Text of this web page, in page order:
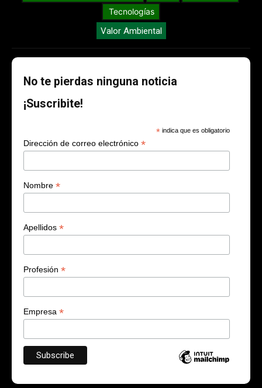
Tecnologías
Valor Ambiental
No te pierdas ninguna noticia
¡Suscribite!
* indica que es obligatorio
Dirección de correo electrónico *
Nombre *
Apellidos *
Profesión *
Empresa *